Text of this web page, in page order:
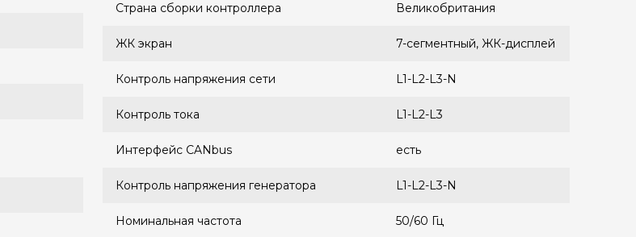
Страна сборки контроллера Великобритания
ЖК экран 7-сегментный, ЖК-дисплей
Контроль напряжения сети L1-L2-L3-N
Контроль тока L1-L2-L3
Интерфейс CANbus есть
Контроль напряжения генератора L1-L2-L3-N
Номинальная частота 50/60 Гц